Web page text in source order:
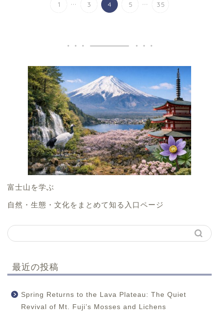
1 3 4 5 35
富士山を学ぶ
自然・生態・文化をまとめて知る入口ページ
最近の投稿
Spring Returns to the Lava Plateau: The Quiet
Revival of Mt. Fuji’s Mosses and Lichens